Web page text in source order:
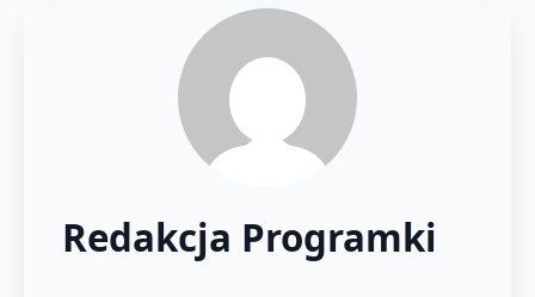
Redakcja Programki